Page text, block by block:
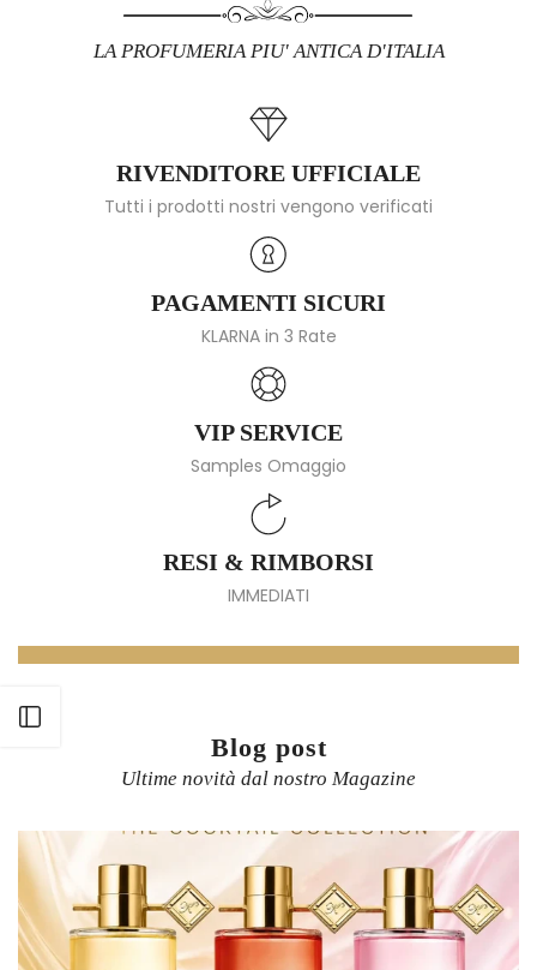
LA PROFUMERIA PIU' ANTICA D'ITALIA
RIVENDITORE UFFICIALE
Tutti i prodotti nostri vengono verificati
PAGAMENTI SICURI
KLARNA in 3 Rate
VIP SERVICE
Samples Omaggio
RESI & RIMBORSI
IMMEDIATI
Blog post
Ultime novità dal nostro Magazine